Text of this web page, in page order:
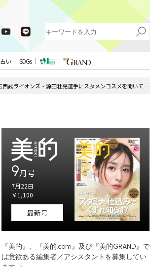
占い SDGs
「好きです、化粧水」。埼玉西武ライオンズ・源田壮亮選手にスタメンコスメを聞いてみた。by『美的HEN』
9月号
7月22日
￥1,100
最新号
『美的』、『美的.com』及び『美的GRAND』で
は意欲ある編集者／アシスタントを募集してい